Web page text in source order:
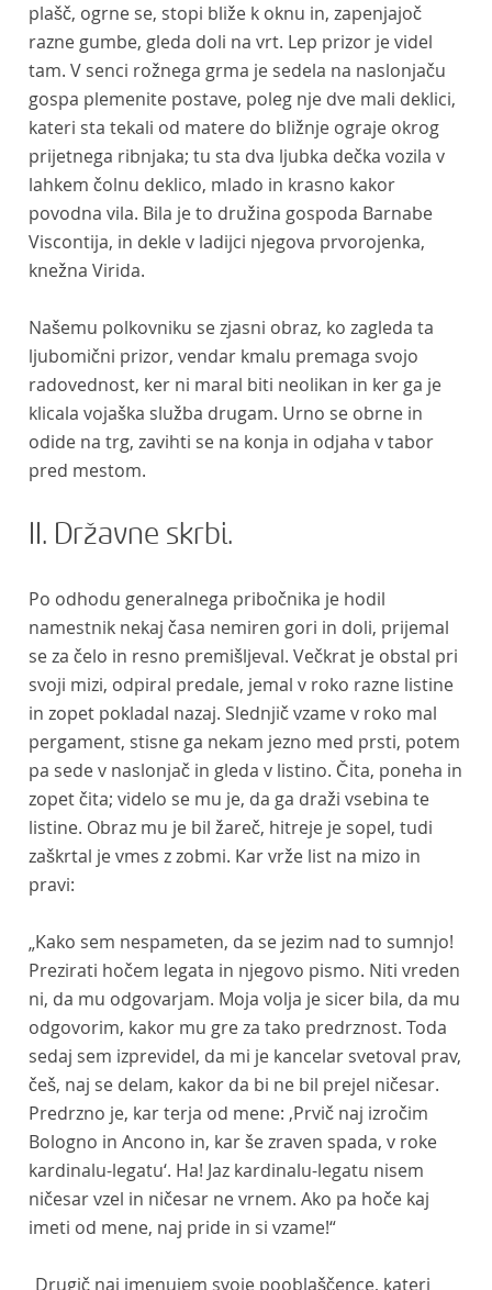
plašč, ogrne se, stopi bliže k oknu in, zapenjajoč
razne gumbe, gleda doli na vrt. Lep prizor je videl
tam. V senci rožnega grma je sedela na naslonjaču
gospa plemenite postave, poleg nje dve mali deklici,
kateri sta tekali od matere do bližnje ograje okrog
prijetnega ribnjaka; tu sta dva ljubka dečka vozila v
lahkem čolnu deklico, mlado in krasno kakor
povodna vila. Bila je to družina gospoda Barnabe
Viscontija, in dekle v ladijci njegova prvorojenka,
knežna Virida.
Našemu polkovniku se zjasni obraz, ko zagleda ta
ljubomični prizor, vendar kmalu premaga svojo
radovednost, ker ni maral biti neolikan in ker ga je
klicala vojaška služba drugam. Urno se obrne in
odide na trg, zavihti se na konja in odjaha v tabor
pred mestom.
II. Državne skrbi.
Po odhodu generalnega pribočnika je hodil
namestnik nekaj časa nemiren gori in doli, prijemal
se za čelo in resno premišljeval. Večkrat je obstal pri
svoji mizi, odpiral predale, jemal v roko razne listine
in zopet pokladal nazaj. Slednjič vzame v roko mal
pergament, stisne ga nekam jezno med prsti, potem
pa sede v naslonjač in gleda v listino. Čita, poneha in
zopet čita; videlo se mu je, da ga draži vsebina te
listine. Obraz mu je bil žareč, hitreje je sopel, tudi
zaškrtal je vmes z zobmi. Kar vrže list na mizo in
pravi:
„Kako sem nespameten, da se jezim nad to sumnjo!
Prezirati hočem legata in njegovo pismo. Niti vreden
ni, da mu odgovarjam. Moja volja je sicer bila, da mu
odgovorim, kakor mu gre za tako predrznost. Toda
sedaj sem izprevidel, da mi je kancelar svetoval prav,
češ, naj se delam, kakor da bi ne bil prejel ničesar.
Predrzno je, kar terja od mene: ‚Prvič naj izročim
Bologno in Ancono in, kar še zraven spada, v roke
kardinalu-legatu‘. Ha! Jaz kardinalu-legatu nisem
ničesar vzel in ničesar ne vrnem. Ako pa hoče kaj
imeti od mene, naj pride in si vzame!“
„Drugič naj imenujem svoje pooblaščence, kateri